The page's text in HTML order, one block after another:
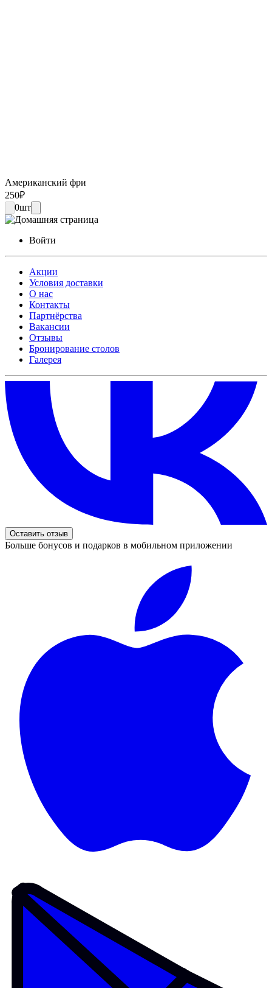
Американский фри
250₽
0шт
Войти
Акции
Условия доставки
О нас
Контакты
Партнёрства
Вакансии
Отзывы
Бронирование столов
Галерея
Оставить отзыв
Больше бонусов и подарков в мобильном приложении